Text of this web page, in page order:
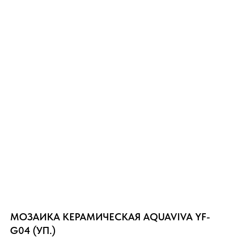
МОЗАИКА КЕРАМИЧЕСКАЯ AQUAVIVA YF-
G04 (УП.)